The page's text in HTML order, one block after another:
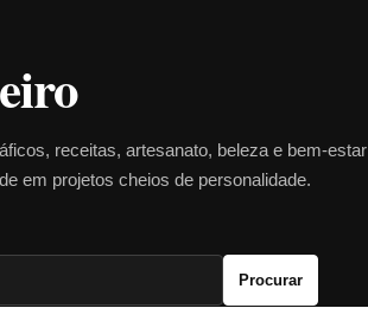
receitas, artesanato, beleza e bem-estar
em projetos cheios de personalidade.
Procurar